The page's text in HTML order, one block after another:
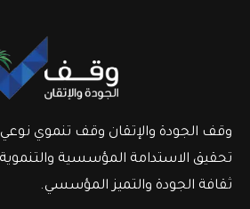
وقف الجودة والإتقان وقف تنموي
تحقيق الاستدامة المؤسسية
ثقافة الجودة والتميز المؤسسي.